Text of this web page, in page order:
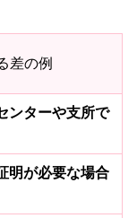
差の例
ンターや支所で
明が必要な場合